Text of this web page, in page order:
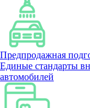
Предпродажная
Единые стандарты
автомобилей